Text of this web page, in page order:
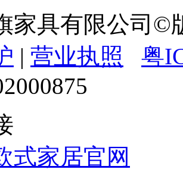
家具有限公司
| 营业执照
粤
式家居官网